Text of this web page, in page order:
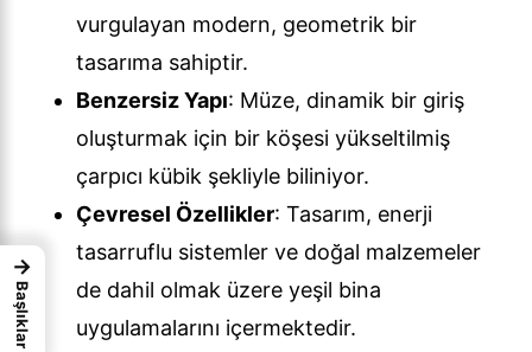
vurgulayan modern, geometrik bir
tasarıma sahiptir.
Benzersiz Yapı: Müze, dinamik bir giriş
oluşturmak için bir köşesi yükseltilmiş
çarpıcı kübik şekliyle biliniyor.
Çevresel Özellikler: Tasarım, enerji
tasarruflu sistemler ve doğal malzemeler
de dahil olmak üzere yeşil bina
uygulamalarını içermektedir.
→
Başlıklar